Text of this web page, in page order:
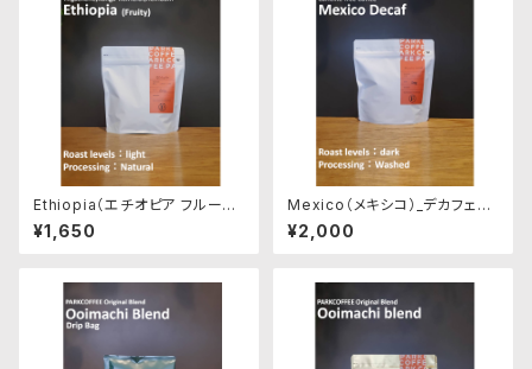
Ethiopia（エチオピア フルーテ
ィー）200g 浅煎り
¥1,650
Mexico（メキシコ）_デカフェ
200g
¥2,000